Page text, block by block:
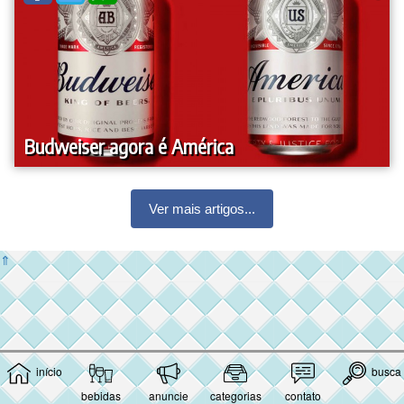
início
bebidas
anuncie categorias contato
busca
Budweiser agora é América
Ver mais artigos...
⇑